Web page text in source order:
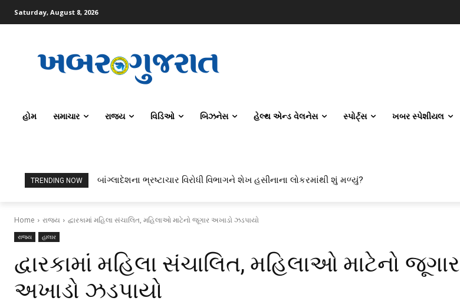
Saturday, August 8, 2026
હોમ સમાચાર રાજ્ય વિડિઓ બિઝનેસ હેલ્થ એન્ડ વેલનેસ સ્પોર્ટ્સ ખબર સ્પેશીયલ
TRENDING NOW બાંગ્લાદેશના ભ્રષ્ટાચાર વિરોધી વિભાગને શેખ હસીનાના લોકરમાંથી શું મળ્યું?
Home રાજ્ય દ્વારકામાં મહિલા સંચાલિત, મહિલાઓ માટેનો જૂગાર અખાડો ઝડપાયો
રાજ્ય હાલાર
દ્વારકામાં મહિલા સંચાલિત, મહિલાઓ માટેનો જૂગાર
અખાડો ઝડપાયો